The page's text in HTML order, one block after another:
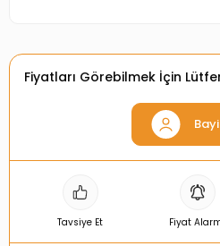
Fiyatları Görebilmek İçin
Tavsiye Et Fiyat